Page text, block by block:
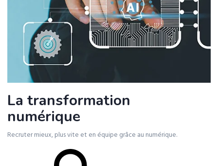
La transformation
numérique
Recruter mieux, plus vite et en équipe grâce au numérique.